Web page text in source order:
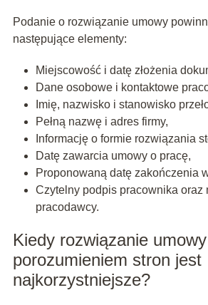
Podanie o rozwiązanie umowy
następujące elementy:
Miejscowość i datę złożenia
Dane osobowe i kontaktowe
Imię, nazwisko i stanowisko
Pełną nazwę i adres firmy,
Informację o formie rozwiązania
Datę zawarcia umowy o pracę,
Proponowaną datę zakończenia
Czytelny podpis pracownika oraz
pracodawcy.
Kiedy rozwiązanie
porozumieniem stron jest
najkorzystniejsze?